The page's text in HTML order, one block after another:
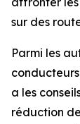
sur des
Parmi les
a les
réduction